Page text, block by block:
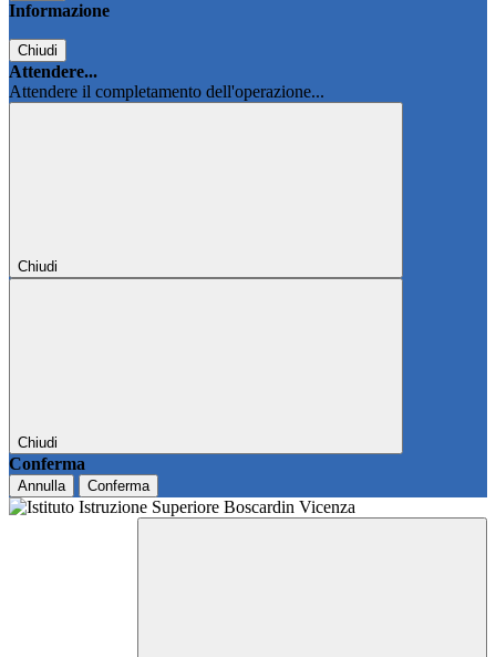
Informazione
Chiudi
Attendere...
Attendere il completamento dell'operazione...
Chiudi
Chiudi
Conferma
Annulla Conferma